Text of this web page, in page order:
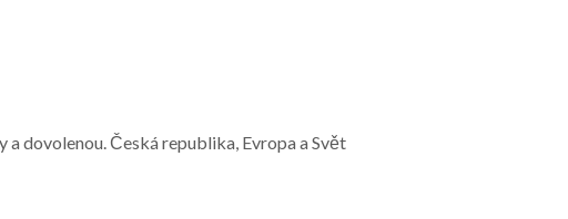
dovolenou. Česká republika, Evropa a Svět